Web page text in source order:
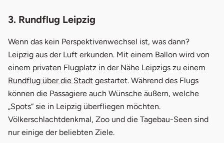
3. Rundflug Leipzig
Wenn das kein Perspektivenwechsel ist, was dann?
Leipzig aus der Luft erkunden. Mit einem Ballon wird von
einem privaten Flugplatz in der Nähe Leipzigs zu einem
Rundflug über die Stadt gestartet. Während des Flugs
können die Passagiere auch Wünsche äußern, welche
„Spots“ sie in Leipzig überfliegen möchten.
Völkerschlachtdenkmal, Zoo und die Tagebau-Seen sind
nur einige der beliebten Ziele.